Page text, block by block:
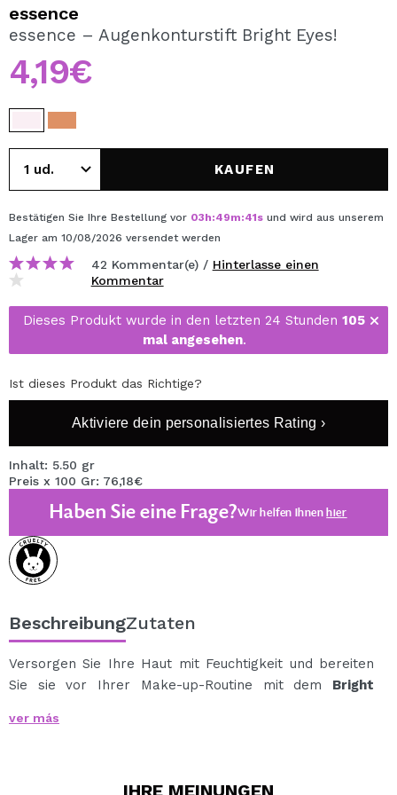
REGISTRIEREN
Durch die Erstellung eines Kontos bei Maquillalia.de
können Sie Ihre Einkäufe schnell tätigen, den Status Ihrer
einsehen.
BENUTZERKONTO ERSTELLEN
essence
essence – Augenkonturstift Bright Eyes!
4,19€
KAUFEN
Bestätigen Sie Ihre Bestellung vor 03h:49m:40s und wird aus unserem
Lager am 10/08/2026 versendet werden
42 Kommentar(e) / Hinterlasse einen
Kommentar
Dieses Produkt wurde in den letzten 24 Stunden 105
mal angesehen.
Ist dieses Produkt das Richtige?
Aktiviere dein personalisiertes Rating ›
Inhalt: 5.50 gr
Preis x 100 Gr: 76,18€
Haben Sie eine Frage?Wir helfen Ihnenhier
BeschreibungZutaten
Versorgen Sie Ihre Haut mit Feuchtigkeit und bereiten
Sie sie vor Ihrer Make-up-Routine mit dem Bright
Dieser
ver más
IHRE MEINUNGEN